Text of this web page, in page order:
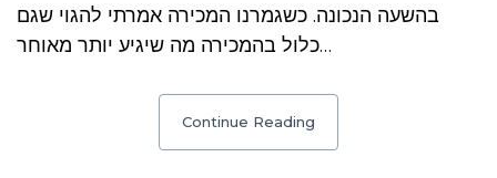
בהשעה הנכונה. כשגמרנו המכירה אמרתי להגוי שגם
כלול בהמכירה מה שיגיע יותר מאוחר…
Continue Reading